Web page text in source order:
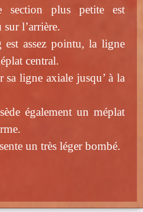
plus petite est
l’arrière.
est assez pointu, la ligne
central.
sa ligne axiale jusqu’ à la
également un méplat
un très léger bombé.